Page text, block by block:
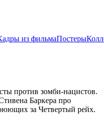
из фильмaПостеры
против зомби-нацистов.
Баркера про
за Четвертый рейх.